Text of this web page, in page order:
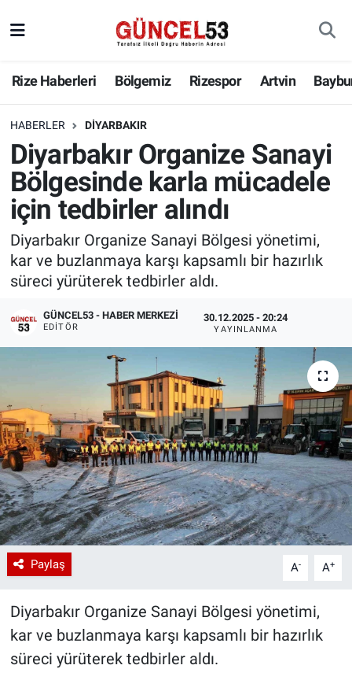
Rize Haberleri Bölgemiz Rizespor Artvin
HABERLER DIYARBAKIR
Diyarbakır Organize Sanayi
Bölgesinde karla mücadele
için tedbirler alındı
Diyarbakır Organize Sanayi Bölgesi yönetimi,
kar ve buzlanmaya karşı kapsamlı bir hazırlık
süreci yürüterek tedbirler aldı.
GÜNCEL53 - HABER MERKEZI
EDITÖR
30.12.2025 - 20:24
YAYINLANMA
Paylaş A- A+
Diyarbakır Organize Sanayi Bölgesi yönetimi,
kar ve buzlanmaya karşı kapsamlı bir hazırlık
süreci yürüterek tedbirler aldı.